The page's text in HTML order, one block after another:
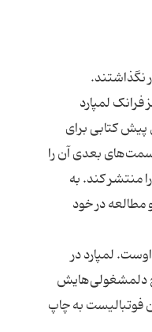
نگذاشتند.
لمپارد
کتابی برای
بعدی آن را
منتشر کند. به
در خود
لمپارد در
در اوج دلمشغولی‌هایش
فوتبالیست به چاپ